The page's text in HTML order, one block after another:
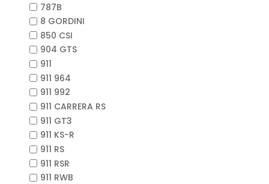
787B
8 GORDINI
850 CSI
904 GTS
911
911 964
911 992
911 CARRERA RS
911 GT3
911 KS-R
911 RS
911 RSR
911 RWB